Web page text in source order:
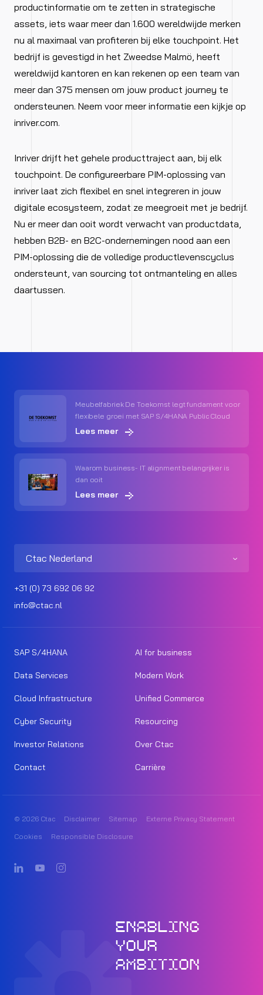
productinformatie om te zetten in strategische
assets, iets waar meer dan 1.600 wereldwijde merken
nu al maximaal van profiteren bij elke touchpoint. Het
bedrijf is gevestigd in het Zweedse Malmö, heeft
wereldwijd kantoren en kan rekenen op een team van
meer dan 375 mensen om jouw product journey te
ondersteunen. Neem voor meer informatie een kijkje op
inriver.com.
Inriver drijft het gehele producttraject aan, bij elk
touchpoint. De configureerbare PIM-oplossing van
inriver laat zich flexibel en snel integreren in jouw
digitale ecosysteem, zodat ze meegroeit met je bedrijf.
Nu er meer dan ooit wordt verwacht van productdata,
hebben B2B- en B2C-ondernemingen nood aan een
PIM-oplossing die de volledige productlevenscyclus
ondersteunt, van sourcing tot ontmanteling en alles
daartussen.
Meubelfabriek De Toekomst legt fundament voor
flexibele groei met SAP S/4HANA Public Cloud
Lees meer
Waarom business- IT alignment belangrijker is
dan ooit
Lees meer
Ctac Nederland
+31 (0) 73 692 06 92
info@ctac.nl
SAP S/4HANA AI for business
Data Services Modern Work
Cloud Infrastructure Unified Commerce
Cyber Security Resourcing
Investor Relations Over Ctac
Contact Carrière
© 2026 Ctac Disclaimer Sitemap
Externe Privacy Statement
Cookies
Responsible Disclosure
ENABLING
YOUR
AMBITION